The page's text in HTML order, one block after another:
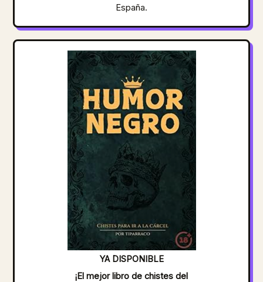
España.
YA DISPONIBLE
¡El mejor libro de chistes del